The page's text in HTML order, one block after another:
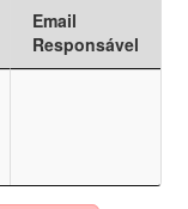
Email
Responsável